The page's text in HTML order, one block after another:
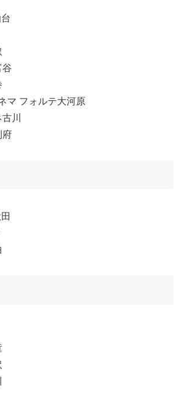
谷
マ フォルテ大河原
川
府